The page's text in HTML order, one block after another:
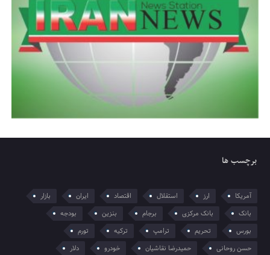
برچسب ها
آمریکا ارز استقلال اقتصاد ایران
بازار
بانک
بانک مرکزی برجام بنزین
بودجه
بورس
تحریم ترامپ ترکیه
تورم
حسن روحانی
حمیدرضا نقاشیان خودرو
دلار